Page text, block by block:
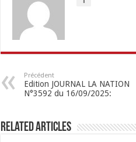
Précédent
Edition JOURNAL LA NATION
N°3592 du 16/09/2025:
Related Articles